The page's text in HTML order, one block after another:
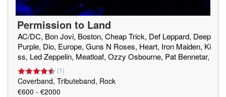
Permission to Land
AC/DC, Bon Jovi, Boston, Cheap Trick, Def Leppard, Deep
Purple, Dio, Europe, Guns N Roses, Heart, Iron Maiden, Ki
ss, Led Zeppelin, Meatloaf, Ozzy Osbourne, Pat Bennetar,
Queen, Robert Palmer, Skid Row, Survivor, The Darkness,
Van Halen,Whitesnake e.a.
(1)
Coverband, Tributeband, Rock
€600 - €2000